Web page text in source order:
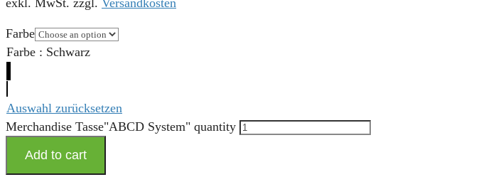
Farbe
Farbe : Schwarz
Auswahl zurücksetzen
Merchandise Tasse"ABCD System" quantity
Add to cart